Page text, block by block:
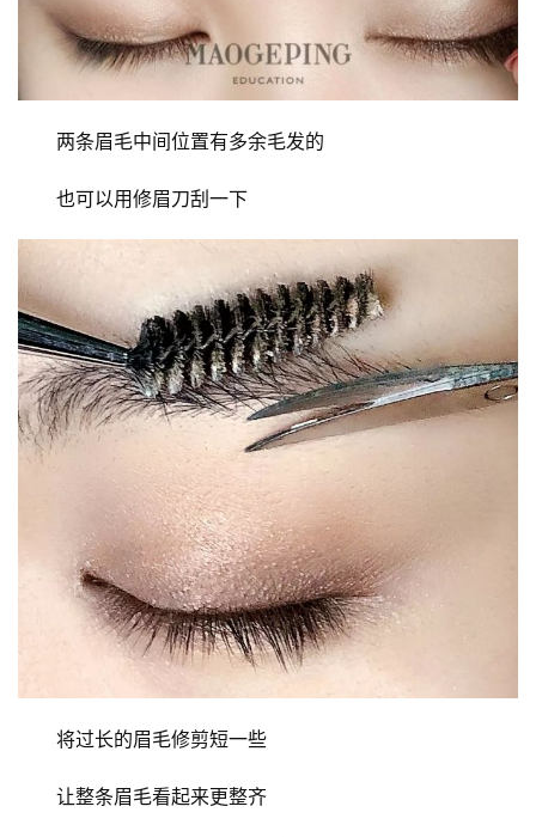
两条眉毛中间位置有多余毛发的
也可以用修眉刀刮一下
将过长的眉毛修剪短一些
让整条眉毛看起来更整齐